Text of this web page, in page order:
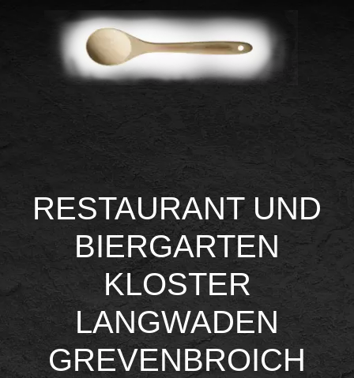
RESTAURANT UND
BIERGARTEN
KLOSTER
LANGWADEN
GREVENBROICH